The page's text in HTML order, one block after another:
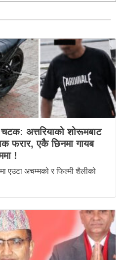
अत्तरियाको शोरूमबाट
फरार, एकै छिनमा गायब
!
एउटा अचम्मको र फिल्मी शैलीको